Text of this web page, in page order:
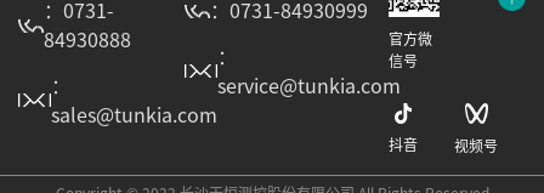
：0731-
84930888
：
sales@tunkia.com
：0731-84930999
：
service@tunkia.com
官方微
信号
抖音 视频号